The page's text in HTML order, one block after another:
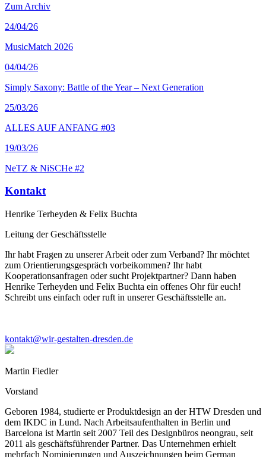
Zum Archiv
24/04/26
MusicMatch 2026
04/04/26
Simply Saxony: Battle of the Year – Next Generation
25/03/26
ALLES AUF ANFANG #03
19/03/26
NeTZ & NiSCHe #2
Kontakt
Henrike Terheyden & Felix Buchta
Leitung der Geschäftsstelle
Ihr habt Fragen zu unserer Arbeit oder zum Verband? Ihr möchtet
zum Orientierungsgespräch vorbeikommen? Ihr habt
Kooperationsanfragen oder sucht Projektpartner? Dann haben
Henrike Terheyden und Felix Buchta ein offenes Ohr für euch!
Schreibt uns einfach oder ruft in unserer Geschäftsstelle an.
kontakt@wir-gestalten-dresden.de
Martin Fiedler
Vorstand
Geboren 1984, studierte er Produktdesign an der HTW Dresden und
dem IKDC in Lund. Nach Arbeitsaufenthalten in Berlin und
Barcelona ist Martin seit 2007 Teil des Designbüros neongrau, seit
2011 als geschäftsführender Partner. Das Unternehmen erhielt
mehrfach Nominierungen und Auszeichnungen beim German